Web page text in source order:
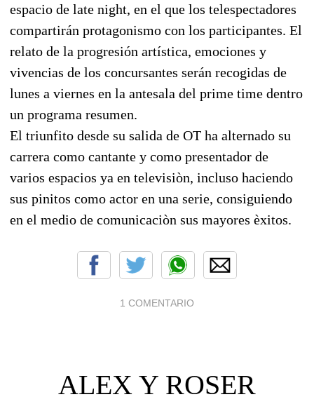
espacio de late night, en el que los telespectadores
compartirán protagonismo con los participantes. El
relato de la progresión artística, emociones y
vivencias de los concursantes serán recogidas de
lunes a viernes en la antesala del prime time dentro
un programa resumen.
El triunfito desde su salida de OT ha alternado su
carrera como cantante y como presentador de
varios espacios ya en televisiòn, incluso haciendo
sus pinitos como actor en una serie, consiguiendo
en el medio de comunicaciòn sus mayores èxitos.
1 COMENTARIO
ALEX Y ROSER